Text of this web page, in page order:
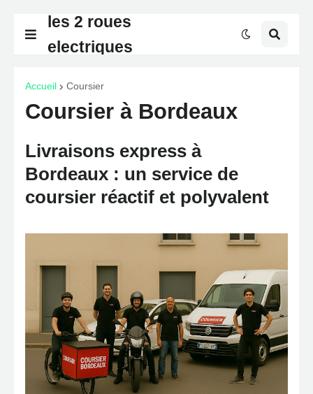
les 2 roues
electriques
Accueil Coursier
Coursier à Bordeaux
Livraisons express à
Bordeaux : un service de
coursier réactif et polyvalent